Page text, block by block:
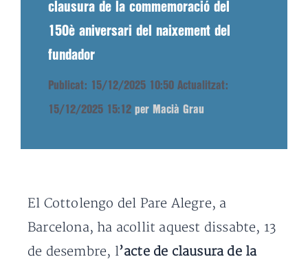
clausura de la commemoració del
150è aniversari del naixement del
fundador
Publicat: 15/12/2025 10:50 Actualitzat:
15/12/2025 15:12 per Macià Grau
El Cottolengo del Pare Alegre, a
Barcelona, ha acollit aquest dissabte, 13
de desembre, l’acte de clausura de la